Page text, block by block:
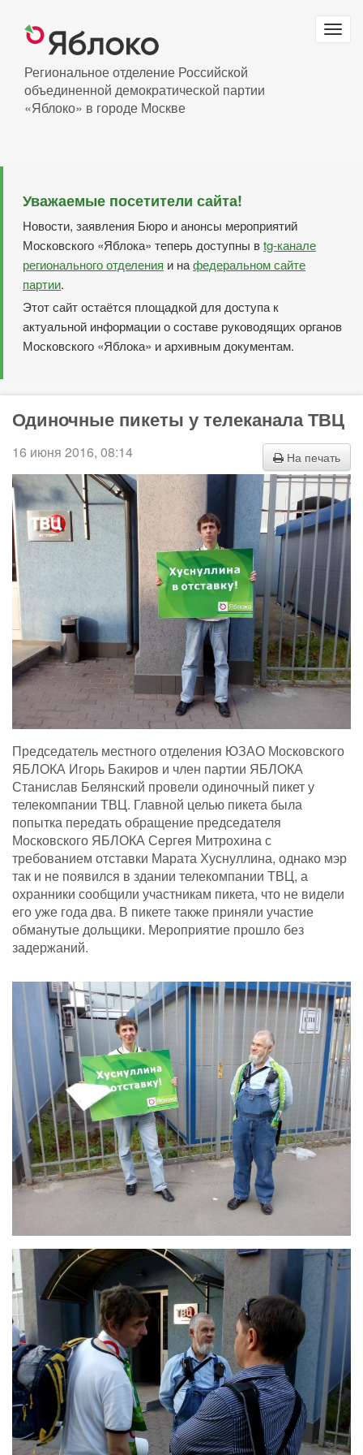
основному
Региональное отделение Российской
объединенной демократической партии
«Яблоко» в городе Москве
Уважаемые посетители сайта!
Новости, заявления Бюро и анонсы мероприятий
Московского «Яблока» теперь доступны вtg-канале
регионального отделения и нафедеральном сайте
партии.
Этот сайт остаётся площадкой для доступа к
актуальной информации о составе руководящих органов
Московского «Яблока» и архивным документам.
Одиночные пикеты у телеканала ТВЦ
На печать
16 июня 2016, 08:14
Председатель местного отделения ЮЗАО Московского
ЯБЛОКА Игорь Бакиров и член партии ЯБЛОКА
Станислав Белянский провели одиночный пикет у
телекомпании ТВЦ. Главной целью пикета была
попытка передать обращение председателя
Московского ЯБЛОКА Сергея Митрохина с
требованием отставки Марата Хуснуллина, однако мэр
так и не появился в здании телекомпании ТВЦ, а
охранники сообщили участникам пикета, что не видели
его уже года два. В пикете также приняли участие
обманутые дольщики. Мероприятие прошло без
задержаний.